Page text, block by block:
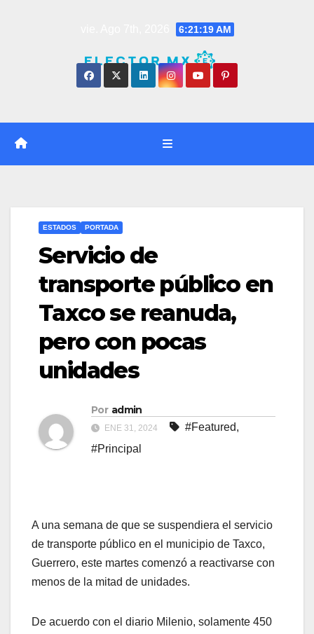
6:21:20 AM
ESTADOS PORTADA
Servicio de
transporte público en
Taxco se reanuda,
pero con pocas
unidades
Por admin
ENE 31, 2024 #Featured,
#Principal
A una semana de que se suspendiera el servicio
de transporte público en el municipio de Taxco,
Guerrero, este martes comenzó a reactivarse con
menos de la mitad de unidades.
De acuerdo con el diario Milenio, solamente 450